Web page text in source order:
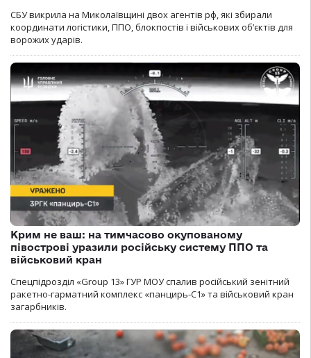
СБУ викрила на Миколаївщині двох агентів рф, які збирали
координати логістики, ППО, блокпостів і військових об’єктів для
ворожих ударів.
Крим не ваш: на тимчасово окупованому
півострові уразили російську систему ППО та
військовий кран
Спецпідрозділ «Group 13» ГУР МОУ спалив російський зенітний
ракетно-гарматний комплекс «панцирь-С1» та військовий кран
загарбників.